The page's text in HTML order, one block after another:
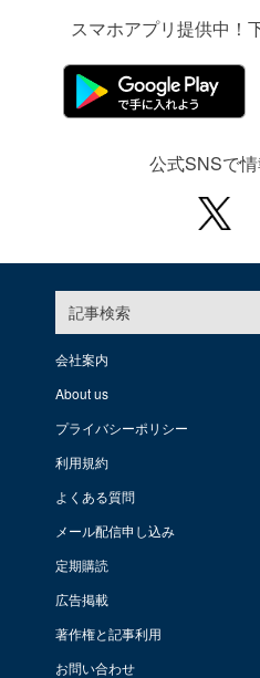
スマホアプリ提供中！
公式SNSで情
記事検索
会社案内
About us
プライバシーポリシー
利用規約
よくある質問
メール配信申し込み
定期購読
広告掲載
著作権と記事利用
お問い合わせ